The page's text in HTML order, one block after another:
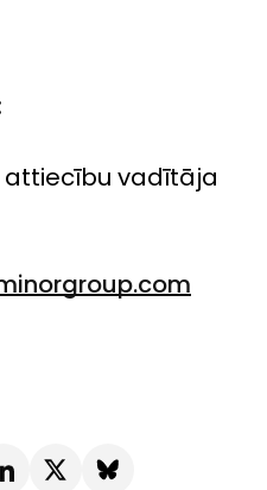
attiecību vadītāja